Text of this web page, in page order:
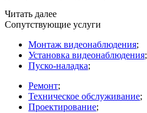
Читать далее
Сопутствующие услуги
Монтаж видеонаблюдения;
Установка видеонаблюдения;
Пуско-наладка;
Ремонт;
Техническое обслуживание;
Проектирование;